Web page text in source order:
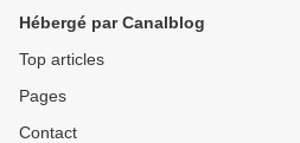
Hébergé par Canalblog
Top articles
Pages
Contact